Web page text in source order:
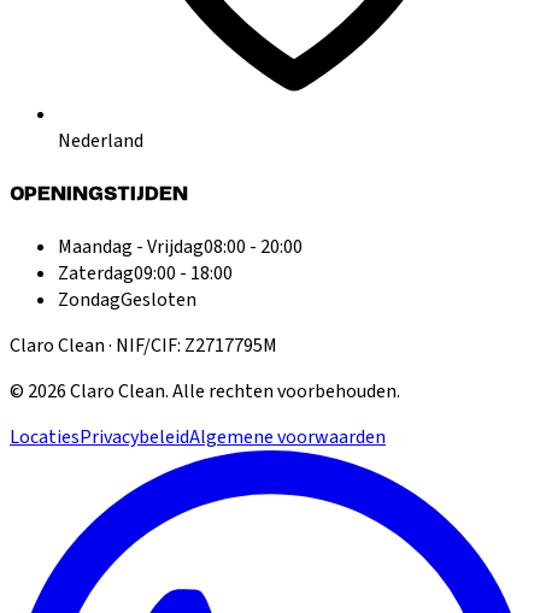
Nederland
OPENINGSTIJDEN
Maandag - Vrijdag08:00 - 20:00
Zaterdag09:00 - 18:00
ZondagGesloten
Claro Clean · NIF/CIF: Z2717795M
© 2026Claro Clean.Alle rechten voorbehouden.
LocatiesPrivacybeleidAlgemene voorwaarden